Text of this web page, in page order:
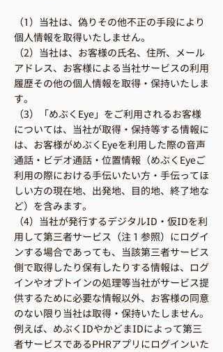
（1）当社は、偽りその他不正の手段により
個人情報を取得いたしません。
（2）当社は、お客様の氏名、住所、メール
アドレス、お客様による当社サービスの利用
履歴その他の個人情報を取得・保持いたしま
す。
（3）「めぶくEye」をご利用されるお客様
については、当社が取得・保持等する情報に
は、お客様がめぶくEyeを利用した際の音声
通話・ビデオ通話・位置情報（めぶくEyeご
利用の際における手伝いたい方・手伝ってほ
しい方の現在地、出発地、目的地、終了地な
ど）を含みます。
（4）当社が発行するデジタルID・仮IDを利
用して第三者サービス（注１参照）にログイ
ンする場合であっても、当該第三者サービス
側で取得したり保有したりする情報は、ログ
インやオプトインの処理等当社がサービス提
供するために必要な情報以外、お客様の同意
のない限り当社は取得・保持いたしません。
例えば、めぶくIDやかどまIDによって第三
者サービスであるPHRアプリにログインいた